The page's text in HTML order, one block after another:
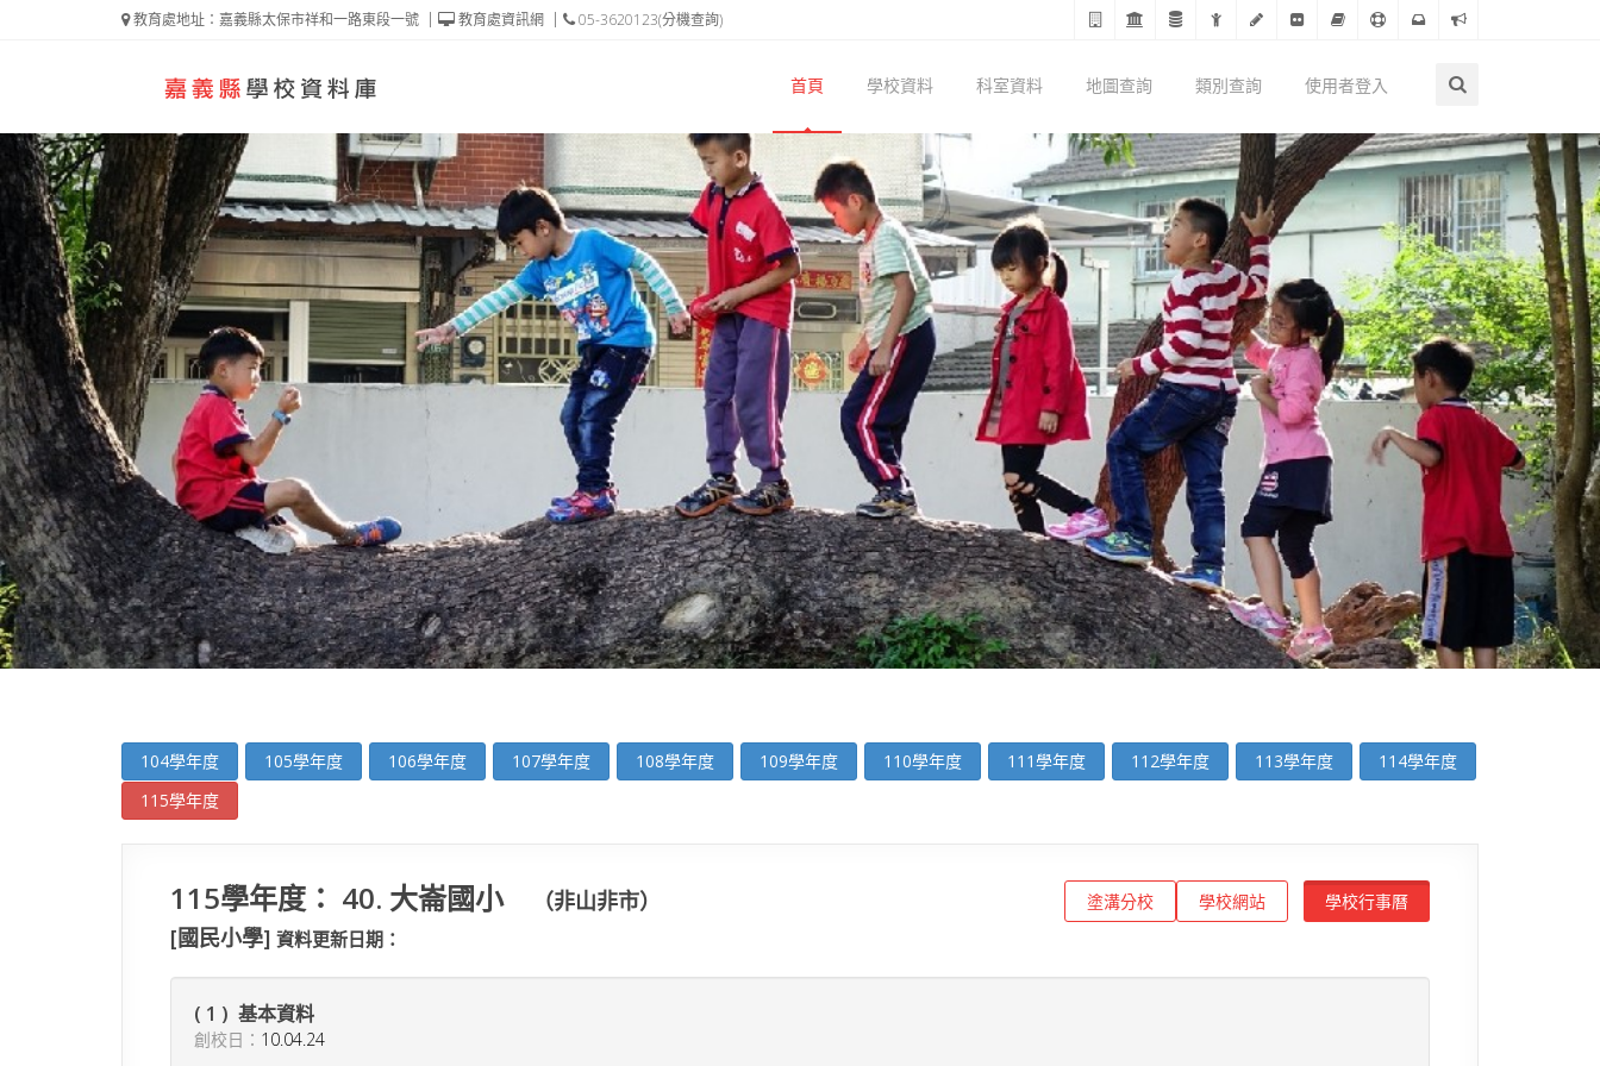
教育處地址：嘉義縣太保市祥和一路東段一號 教育處資訊網 05-3620123(分機查詢)
首頁 學校資料 科室資料 地圖查詢 類別查詢 使用者登入
104學年度 105學年度 106學年度 107學年度 108學年度 109學年度 110學年度 111學年度 112學年度 113學年度
114學年度
115學年度
學校行事曆
學校網站
塗溝分校
115學年度： 40. 大崙國小
（非山非市）
[國民小學] 資料更新日期：
( 1 ) 基本資料
創校日： 10.04.24